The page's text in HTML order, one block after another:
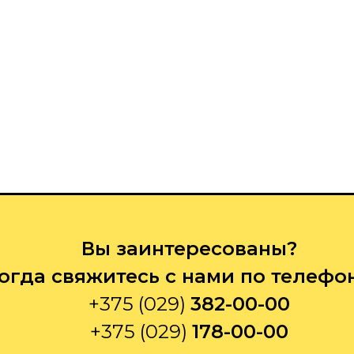
Вы заинтересованы?
свяжитесь с нами по
+375 (029) 382-00-00
+375 (029) 178-00-00